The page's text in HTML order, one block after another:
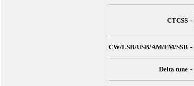
CTCSS -
CW/LSB/USB/AM/FM/SSB -
Delta tune -